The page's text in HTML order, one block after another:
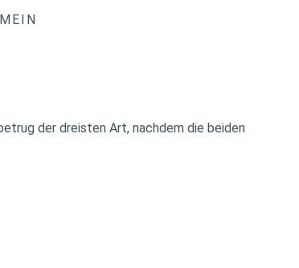
der dreisten Art, nachdem die beiden